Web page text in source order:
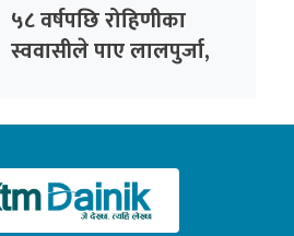
५८ वर्षपछि रोहिणीका
स्ववासीले पाए लालपुर्जा,